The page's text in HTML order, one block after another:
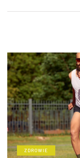
ZDROWIE